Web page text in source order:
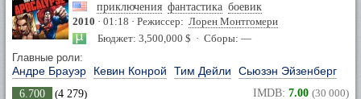
приключения фантастика боевик
2010 · 01:18 · Режиссер: Лорен Монтгомери
Бюджет: 3,500,000 $ · Сборы: —
Главные роли:
Андре Брауэр Кевин Конрой Тим Дейли Сьюзэн Эйзенберг
6.700 (4 279) IMDB: 7.00 (30 000)